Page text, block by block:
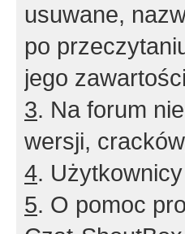
usuwane,
po
jego
3. Na forum
wersji,
4.
5. O pomoc